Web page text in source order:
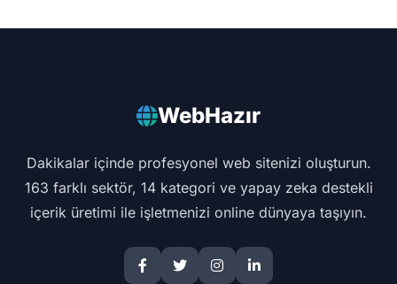
WebHazır
Dakikalar içinde profesyonel web sitenizi oluşturun.
163 farklı sektör, 14 kategori ve yapay zeka destekli
içerik üretimi ile işletmenizi online dünyaya taşıyın.